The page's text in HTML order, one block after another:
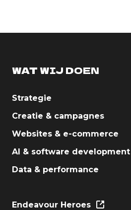
WAT WIJ DOEN
Strategie
Creatie & campagnes
Websites & e-commerce
AI & software development
Data & performance
Endeavour Heroes